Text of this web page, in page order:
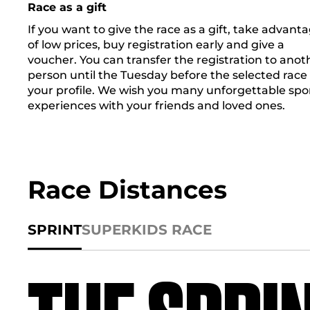
Race as a gift
If you want to give the race as a gift, take
of low prices, buy registration early and give a
voucher. You can transfer the registration to
person until the Tuesday before the selected race
your profile. We wish you many unforgettable
experiences with your friends and loved ones.
Race Distances
SPRINTSUPERKIDS RACE